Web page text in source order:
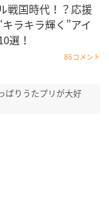
戦国時代！？応援
ラキラ輝く”アイ
選！
86コメント
ぱりうたプリが大好